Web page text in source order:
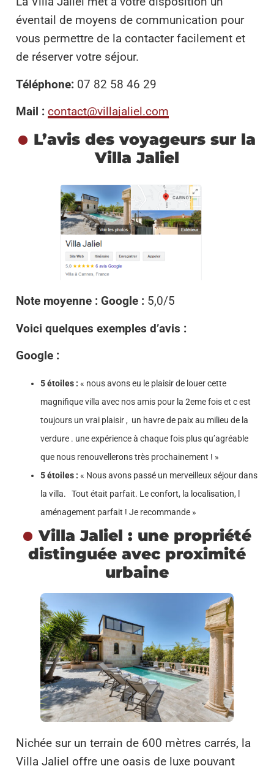
éventail de moyens de communication pour
vous permettre de la contacter facilement et
de réserver votre séjour.
Téléphone: 07 82 58 46 29
Mail : contact@villajaliel.com
L’avis des voyageurs sur la
Villa Jaliel
Note moyenne : Google : 5,0/5
Voici quelques exemples d’avis :
Google :
5 étoiles : « nous avons eu le plaisir de louer cette
magnifique villa avec nos amis pour la 2eme fois et c est
toujours un vrai plaisir , un havre de paix au milieu de la
verdure . une expérience à chaque fois plus qu’agréable
que nous renouvellerons très prochainement ! »
5 étoiles : « Nous avons passé un merveilleux séjour dans
la villa. Tout était parfait. Le confort, la localisation, l
aménagement parfait ! Je recommande »
Villa Jaliel : une propriété
distinguée avec proximité
urbaine
Nichée sur un terrain de 600 mètres carrés, la
Villa Jaliel offre une oasis de luxe pouvant